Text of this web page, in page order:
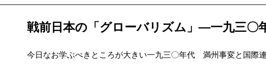
本トシ、先ツ皇国ヲ核心トシ、日満支ノ強固ナル結合ヲ根幹トス
たとえ「大東亜新秩序」構想は戦争正当化の大義名分に過ぎなか
た。やがてアジア太平洋全域に拡大した戦場で、さらに連合軍占
戦前日本の「グローバリズム」―一九三〇
今日なお学ぶべきところが大きい一九三〇年代 満州事変と国際